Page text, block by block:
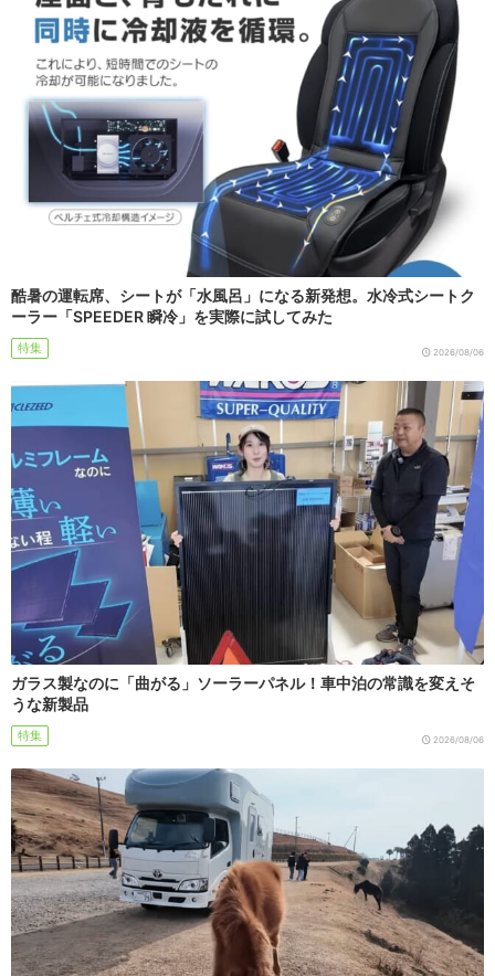
酷暑の運転席、シートが「水風呂」になる新発想。水冷式シートク
ーラー「SPEEDER 瞬冷」を実際に試してみた
特集 2026/08/06
ガラス製なのに「曲がる」ソーラーパネル！車中泊の常識を変えそ
うな新製品
特集 2026/08/06